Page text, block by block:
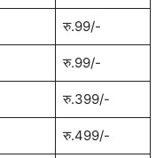
रु.99/-
रु.99/-
रु.399/-
रु.499/-